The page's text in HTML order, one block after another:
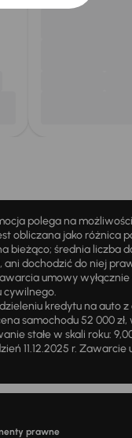
polega na
obliczana jako różnica
bieżąco; średnia liczba
dochodzić do niej
umowy
cywilnego.
kredytu na auto
samochodu 52 000 zł,
stałe w skali roku:
11.12.2025 r.
prawne